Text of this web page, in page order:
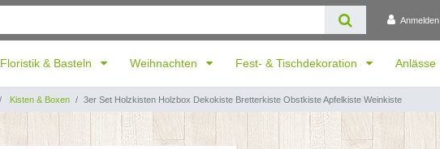
Anmelden
Floristik & Basteln Weihnachten Fest- & Tischdekoration Anlässe
Kisten & Boxen 3er Set Holzkisten Holzbox Dekokiste Bretterkiste Obstkiste Apfelkiste Weinkiste